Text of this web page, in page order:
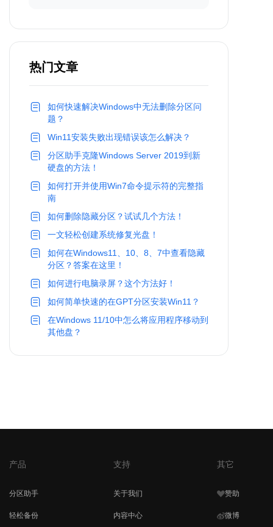
热门文章
如何快速解决Windows中无法删除分区问
题？
Win11安装失败出现错误该怎么解决？
分区助手克隆Windows Server 2019到新
硬盘的方法！
如何打开并使用Win7命令提示符的完整指
南
如何删除隐藏分区？试试几个方法！
一文轻松创建系统修复光盘！
如何在Windows11、10、8、7中查看隐藏
分区？答案在这里！
如何进行电脑录屏？这个方法好！
如何简单快速的在GPT分区安装Win11？
在Windows 11/10中怎么将应用程序移动到
其他盘？
产品
分区助手
轻松备份
支持
关于我们
内容中心
其它
赞助
微博